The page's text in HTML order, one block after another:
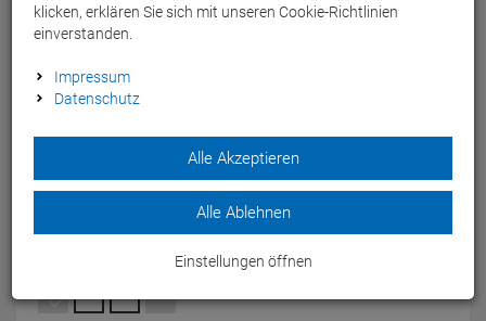
Stevens Equipe Aero Jersey Trikot kurzarm
- L red
Das Stevens Equipe Aero Jersey Trikot hält Sie trocken und ist
klicken, erklären Sie sich mit unseren Cookie-Richtlinien
einverstanden.
Impressum
Datenschutz
Alle Akzeptieren
Alle Ablehnen
Einstellungen öffnen